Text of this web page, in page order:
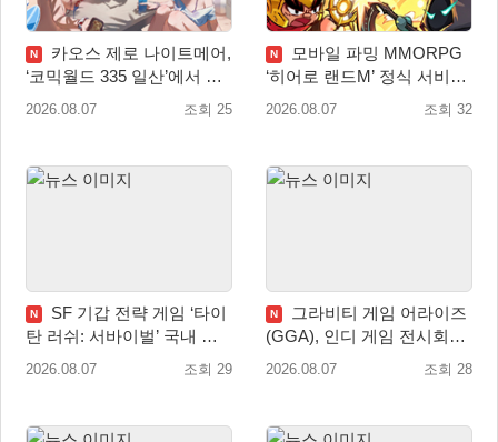
N
카오스 제로 나이트메어,
‘코믹월드 335 일산’에서 이
용자 소통 예고
2026.08.07 조회 25
N
모바일 파밍 MMORPG
‘히어로 랜드M’ 정식 서비스
돌입
2026.08.07 조회 32
N
SF 기갑 전략 게임 ‘타이
탄 러쉬: 서바이벌’ 국내 정
식 출시
2026.08.07 조회 29
N
그라비티 게임 어라이즈
(GGA), 인디 게임 전시회
‘도쿄 게임 던전 13’ 참가!
2026.08.07 조회 28